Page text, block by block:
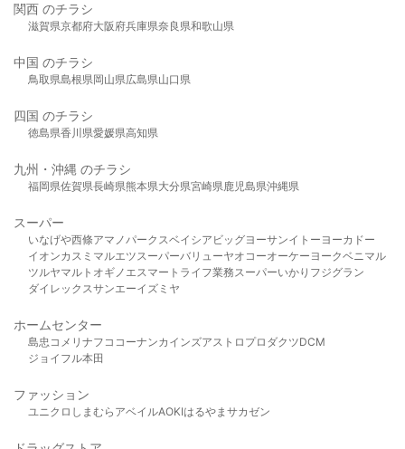
関西 のチラシ
滋賀県京都府大阪府兵庫県奈良県和歌山県
中国 のチラシ
鳥取県島根県岡山県広島県山口県
四国 のチラシ
徳島県香川県愛媛県高知県
九州・沖縄 のチラシ
福岡県佐賀県長崎県熊本県大分県宮崎県鹿児島県沖縄県
スーパー
いなげや西條アマノパークスベイシア ビッグヨーサンイトーヨーカドー
イオンカスミ マルエツスーパーバリューヤオコーオーケー ヨークベニマル
ツルヤマルト オギノ エスマート ライフ業務スーパーいかり フジグラン
ダイレックスサンエーイズミヤ
ホームセンター
島忠 コメリ ナフコ コーナンカインズアストロプロダクツDCM
ジョイフル本田
ファッション
ユニクロ しまむら アベイルAOKIはるやま サカゼン